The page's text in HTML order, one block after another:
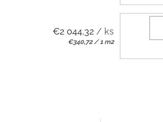
€2 044,32 / ks
Jednotková
€340,72 / 1 m2